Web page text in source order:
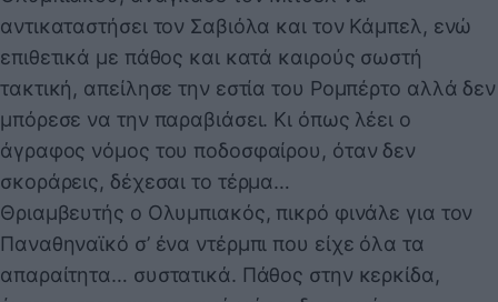
αντικαταστήσει τον Σαβιόλα και τον Κάμπελ, ενώ
επιθετικά με πάθος και κατά καιρούς σωστή
τακτική, απείλησε την εστία του Ρομπέρτο αλλά δεν
μπόρεσε να την παραβιάσει. Κι όπως λέει ο
άγραφος νόμος του ποδοσφαίρου, όταν δεν
σκοράρεις, δέχεσαι το τέρμα…
Θριαμβευτής ο Ολυμπιακός, πικρό φινάλε για τον
Παναθηναϊκό σ’ ένα ντέρμπι που είχε όλα τα
απαραίτητα… συστατικά. Πάθος στην κερκίδα,